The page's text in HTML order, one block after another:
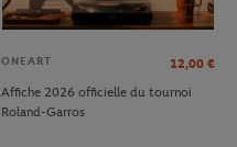
ONEART 12,00 €
Affiche 2026 officielle du tournoi
Roland-Garros